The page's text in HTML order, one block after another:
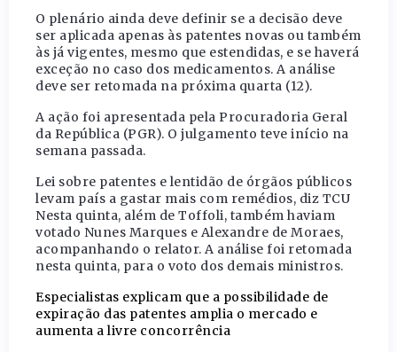
O plenário ainda deve definir se a decisão deve
ser aplicada apenas às patentes novas ou também
às já vigentes, mesmo que estendidas, e se haverá
exceção no caso dos medicamentos. A análise
deve ser retomada na próxima quarta (12).
A ação foi apresentada pela Procuradoria Geral
da República (PGR). O julgamento teve início na
semana passada.
Lei sobre patentes e lentidão de órgãos públicos
levam país a gastar mais com remédios, diz TCU
Nesta quinta, além de Toffoli, também haviam
votado Nunes Marques e Alexandre de Moraes,
acompanhando o relator. A análise foi retomada
nesta quinta, para o voto dos demais ministros.
Especialistas explicam que a possibilidade de
expiração das patentes amplia o mercado e
aumenta a livre concorrência